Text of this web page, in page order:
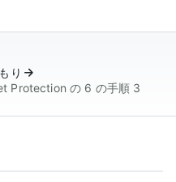
り
Protection の 6 の手順 3